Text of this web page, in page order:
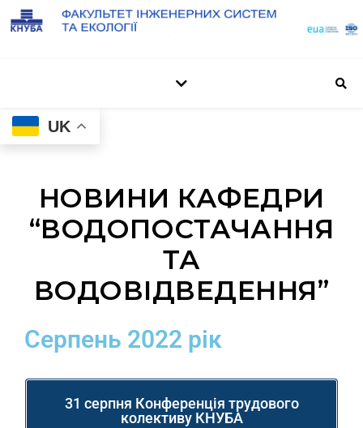
UK
НОВИНИ КАФЕДРИ
“ВОДОПОСТАЧАННЯ
ТА
ВОДОВІДВЕДЕННЯ”
Серпень 2022 рік
31 серпня Конференція трудового
колективу КНУБА